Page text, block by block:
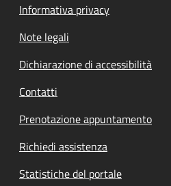
Informativa privacy
Note legali
Dichiarazione di accessibilità
Contatti
Prenotazione appuntamento
Richiedi assistenza
Statistiche del portale